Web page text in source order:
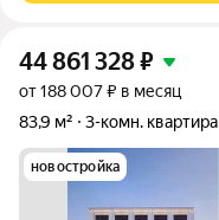
44 861 328₽
от 188 007 ₽ в месяц
83,9 м²
3-комн. квартира
новостройка